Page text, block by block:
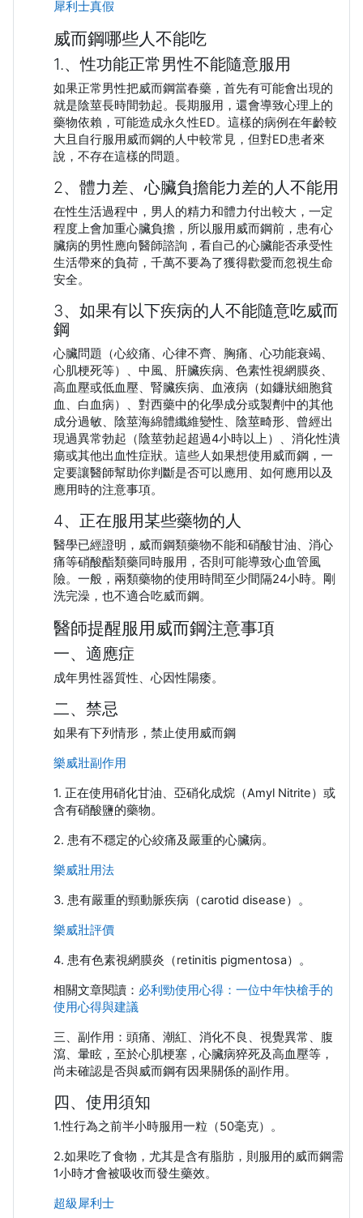
犀利士真假
威而鋼哪些人不能吃
1.、性功能正常男性不能隨意服用
如果正常男性把威而鋼當春藥，首先有可能會出現的
就是陰莖長時間勃起。長期服用，還會導致心理上的
藥物依賴，可能造成永久性ED。這樣的病例在年齡較
大且自行服用威而鋼的人中較常見，但對ED患者來
說，不存在這樣的問題。
2、體力差、心臟負擔能力差的人不能用
在性生活過程中，男人的精力和體力付出較大，一定
程度上會加重心臟負擔，所以服用威而鋼前，患有心
臟病的男性應向醫師諮詢，看自己的心臟能否承受性
生活帶來的負荷，千萬不要為了獲得歡愛而忽視生命
安全。
3、如果有以下疾病的人不能隨意吃威而
鋼
心臟問題（心絞痛、心律不齊、胸痛、心功能衰竭、
心肌梗死等）、中風、肝臟疾病、色素性視網膜炎、
高血壓或低血壓、腎臟疾病、血液病（如鐮狀細胞貧
血、白血病）、對西藥中的化學成分或製劑中的其他
成分過敏、陰莖海綿體纖維變性、陰莖畸形、曾經出
現過異常勃起（陰莖勃起超過4小時以上）、消化性潰
瘍或其他出血性症狀。這些人如果想使用威而鋼，一
定要讓醫師幫助你判斷是否可以應用、如何應用以及
應用時的注意事項。
4、正在服用某些藥物的人
醫學已經證明，威而鋼類藥物不能和硝酸甘油、消心
痛等硝酸酯類藥同時服用，否則可能導致心血管風
險。一般，兩類藥物的使用時間至少間隔24小時。剛
洗完澡，也不適合吃威而鋼。
醫師提醒服用威而鋼注意事項
一、適應症
成年男性器質性、心因性陽痿。
二、禁忌
如果有下列情形，禁止使用威而鋼
樂威壯副作用
1. 正在使用硝化甘油、亞硝化成烷（Amyl Nitrite）或
含有硝酸鹽的藥物。
2. 患有不穩定的心絞痛及嚴重的心臟病。
樂威壯用法
3. 患有嚴重的頸動脈疾病（carotid disease）。
樂威壯評價
4. 患有色素視網膜炎（retinitis pigmentosa）。
相關文章閱讀： 必利勁使用心得：一位中年快槍手的
使用心得與建議
三、副作用：頭痛、潮紅、消化不良、視覺異常、腹
瀉、暈眩，至於心肌梗塞，心臟病猝死及高血壓等，
尚未確認是否與威而鋼有因果關係的副作用。
四、使用須知
1.性行為之前半小時服用一粒（50毫克）。
2.如果吃了食物，尤其是含有脂肪，則服用的威而鋼需
1小時才會被吸收而發生藥效。
超級犀利士